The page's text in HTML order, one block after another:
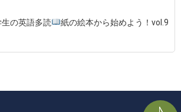
の英語多読 紙の絵本から始めよう！vol.9